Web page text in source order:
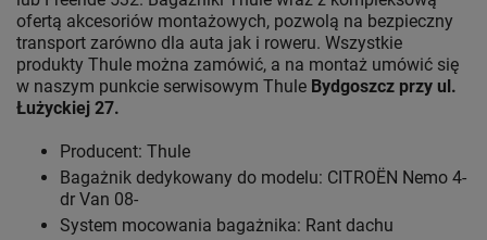
ofertą akcesoriów montażowych, pozwolą na bezpieczny
transport zarówno dla auta jak i roweru. Wszystkie
produkty Thule można zamówić, a na montaż umówić się
w naszym punkcie serwisowym Thule Bydgoszcz przy ul.
Łużyckiej 27.
Producent: Thule
Bagażnik dedykowany do modelu: CITROËN Nemo 4-
dr Van 08-
System mocowania bagażnika: Rant dachu